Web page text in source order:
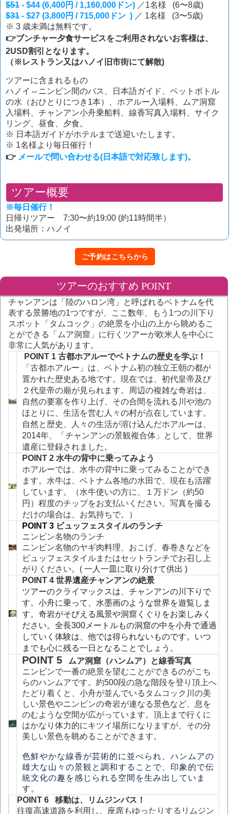
$51 - $44 (6,400円 / 1,160,000ドン) ／1名様 (6〜8歳)
$31 - $27 (3,800円 / 715,000ドン ) ／ 1名様 (3〜5歳)
※ 3 歳未満は無料です。
👉ブンチャー夕食サービスをご利用されないお客様は、
2USD割引となります。
（※レストラン又はハノイ旧市街にて解散)
ツアーに含まれるもの
ハノイ⇔ニンビン間のバス、日本語ガイド、ペットボトル
の水（おひとりにつき1本）、ホアルー入場料、ムア洞窟
入場料、チャンアン小舟乗船料、 線香写真入場料
サイク
リング
昼食 、夕食。
※ 日本語ガイドがホテルまで送迎いたします。
※ 1名様より毎日催行！
👉 メールで問い合わせる(日本語で対応致します)。
ツアー概要
※毎日催行！
日帰りツアー 7:30〜約19:00 (約11時間半）
出発場所：ハノイ
ご予約はこちらから
ツアーのおすすめ POINT
チャンアンは「陸のハロン湾」と呼ばれるベトナムを代
表する景勝地の1つですが、ここ数年、もう1つの川下り
スポット「タムコック」の絶景を小山の上から眺めるこ
とができる「ムア洞窟」に行くツアーが欧米人を中心に
非常に人気があります。
POINT 1 古都ホアルーでベトナムの歴史を学ぶ！
「古都ホアルー」は、ベトナム初の独立王朝の都が
置かれた歴史ある地です。現在では、初代皇帝及び
２代皇帝の廟が見られます。周辺の複雑な奇岩は、
自然の要塞を作り上げ、その合間を流れる川や池の
ほとりに、生活を営む人々の村が点在しています。
自然と歴史、人々の生活が溶け込んだホアルーは、
2014年、「チャンアンの景観複合体」として、世界
遺産に登録されました。
POINT 2 水牛の背中に乗ってみよう
ホアルーでは、水牛の背中に乗ってみることができ
ます。水牛は、ベトナム各地の水田で、現在も活躍
しています。（水牛使いの方に、１万ドン（約50
円）程度のチップをお支払いください。写真を撮る
だけの場合は、お気持ちで。）
POINT 3 ビュッフェスタイルのランチ
ニンビン名物のランチ
ニンビン名物のヤギ肉料理、おこげ、春巻きなどを
ビュッフェスタイルまたはセットランチでお召し上
がりください。( 一人一皿に取り分けて供出 )
POINT 4 世界遺産チャンアンの絶景
ツアーのクライマックスは、チャンアンの川下りで
す。小舟に乗って、水墨画のような世界を遊覧しま
す。奇岩がそびえる風景や洞窟くぐりをお楽しみく
ださい。全長300メートルもの洞窟の中を小舟で通過
していく体験は、他では得られないものです。いつ
までも心に残る一日となることでしょう。
POINT 5
ムア洞窟（ハンムア）と線香写真
ニンビンで一番の絶景を望むことができるのがこち
らのハンムアです。約500段の急な階段を登り頂上へ
たどり着くと、小舟が並んでいるタムコック川の美
しい景色やニンビンの奇岩が連なる景色など、息を
のむような空間が広がっています。頂上まで行くに
はかなり体力的にキツイ場所になりますが、その分
美しい景色を眺めることができます。
色鮮やかな線香が芸術的に並べられ、ハンムアの
雄大な山々の景観と調和することで、印象的で伝
統文化の趣を感じられる空間を生み出していま
す。
POINT 6 移動は、リムジンバス！
往復高速道路を利用し、座席もゆったりするリムジン